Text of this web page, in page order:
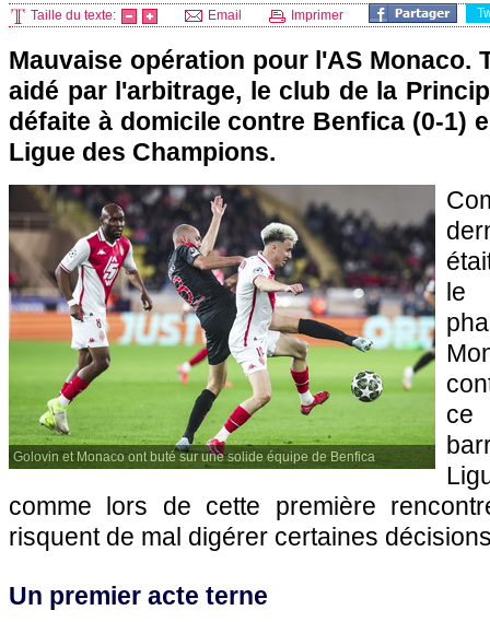
Taille du texte: Email Imprimer
Mauvaise opération pour l'AS Monaco.
aidé par l'arbitrage, le club de la
défaite à domicile contre Benfica (0-1)
Ligue des Champions.
Golovin et Monaco ont buté sur une solide équipe de Benfica
le
ce
comme lors de cette première
risquent de mal digérer certaines
Un premier acte terne